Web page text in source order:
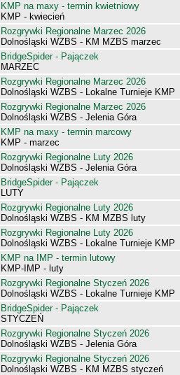
KMP na maxy - termin kwietniowy
KMP - kwiecień
Rozgrywki Regionalne Marzec 2026
Dolnośląski WZBS - KM MZBS marzec
BridgeSpider - Pajączek
MARZEC
Rozgrywki Regionalne Marzec 2026
Dolnośląski WZBS - Lokalne Turnieje KMP
Rozgrywki Regionalne Marzec 2026
Dolnośląski WZBS - Jelenia Góra
KMP na maxy - termin marcowy
KMP - marzec
Rozgrywki Regionalne Luty 2026
Dolnośląski WZBS - Jelenia Góra
BridgeSpider - Pajączek
LUTY
Rozgrywki Regionalne Luty 2026
Dolnośląski WZBS - KM MZBS luty
Rozgrywki Regionalne Luty 2026
Dolnośląski WZBS - Lokalne Turnieje KMP
KMP na IMP - termin lutowy
KMP-IMP - luty
Rozgrywki Regionalne Styczeń 2026
Dolnośląski WZBS - Lokalne Turnieje KMP
BridgeSpider - Pajączek
STYCZEŃ
Rozgrywki Regionalne Styczeń 2026
Dolnośląski WZBS - Jelenia Góra
Rozgrywki Regionalne Styczeń 2026
Dolnośląski WZBS - KM MZBS styczeń